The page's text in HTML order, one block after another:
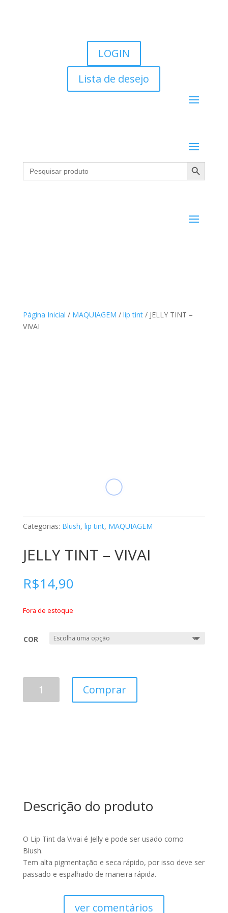
LOGIN
Lista de desejo
Search
for:
Search Button
Página Inicial / MAQUIAGEM / lip tint/ JELLY TINT –
VIVAI
Categorias: Blush, lip tint, MAQUIAGEM
JELLY TINT – VIVAI
R$14,90
Fora de estoque
COR
Comprar
Descrição do produto
O Lip Tint da Vivai é Jelly e pode ser usado como
Blush.
Tem alta pigmentação e seca rápido, por isso deve ser
passado e espalhado de maneira rápida.
ver comentários